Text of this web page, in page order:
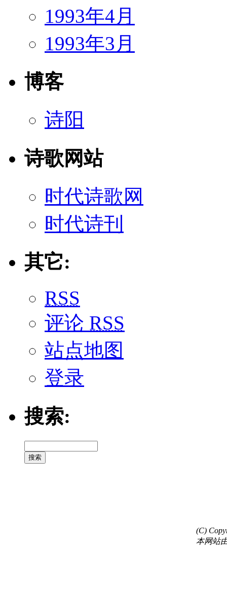
1993年4月
1993年3月
博客
诗阳
诗歌网站
时代诗歌网
时代诗刊
其它:
RSS
评论 RSS
站点地图
登录
搜索:
(C)
本网站